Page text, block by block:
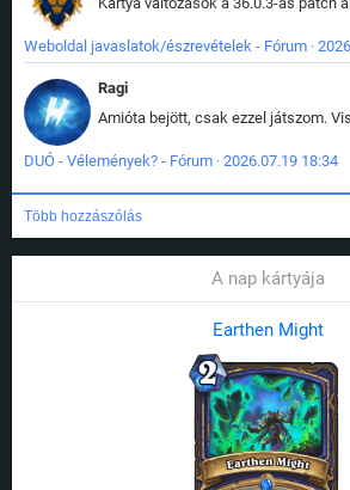
Weboldal javaslatok/észrevételek - Fórum ·
Ragi
DUÓ - Vélemények? - Fórum · 2026.07.19 18:34
Több hozzászólás
A nap kártyája
Earthen Might